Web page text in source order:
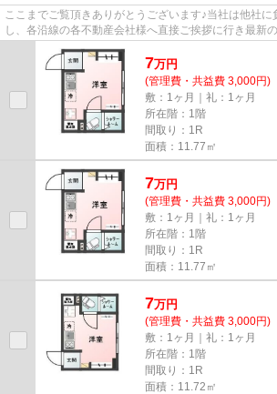
ここまでご覧頂きありがとうございます♪当社は他社
し、各沿線の各不動産会社様へ直接ご挨拶に行き最新
しております！最新の情報は...
7万円
(管理費・共益費 3,000円)
敷：1ヶ月｜礼：1ヶ月
所在階：1階
間取り：1R
面積：11.77㎡
7万円
(管理費・共益費 3,000円)
敷：1ヶ月｜礼：1ヶ月
所在階：1階
間取り：1R
面積：11.77㎡
7万円
(管理費・共益費 3,000円)
敷：1ヶ月｜礼：1ヶ月
所在階：1階
間取り：1R
面積：11.72㎡